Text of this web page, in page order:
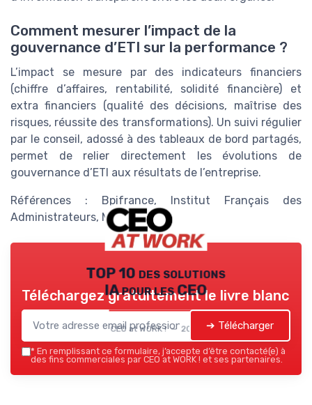
Comment mesurer l’impact de la
gouvernance d’ETI sur la performance ?
L’impact se mesure par des indicateurs financiers
(chiffre d’affaires, rentabilité, solidité financière) et
extra financiers (qualité des décisions, maîtrise des
risques, réussite des transformations). Un suivi régulier
par le conseil, adossé à des tableaux de bord partagés,
permet de relier directement les évolutions de
gouvernance d’ETI aux résultats de l’entreprise.
Références : Bpifrance, Institut Français des
Administrateurs, MEDEF.
TOP 10 des solutions
IA pour les CEO
CEO at WORK ! — 2026
Téléchargez gratuitement le livre blanc
➔ Télécharger
* En remplissant ce formulaire, j’accepte d’être contacté(e) à
des fins commerciales par CEO at WORK ! et ses partenaires.